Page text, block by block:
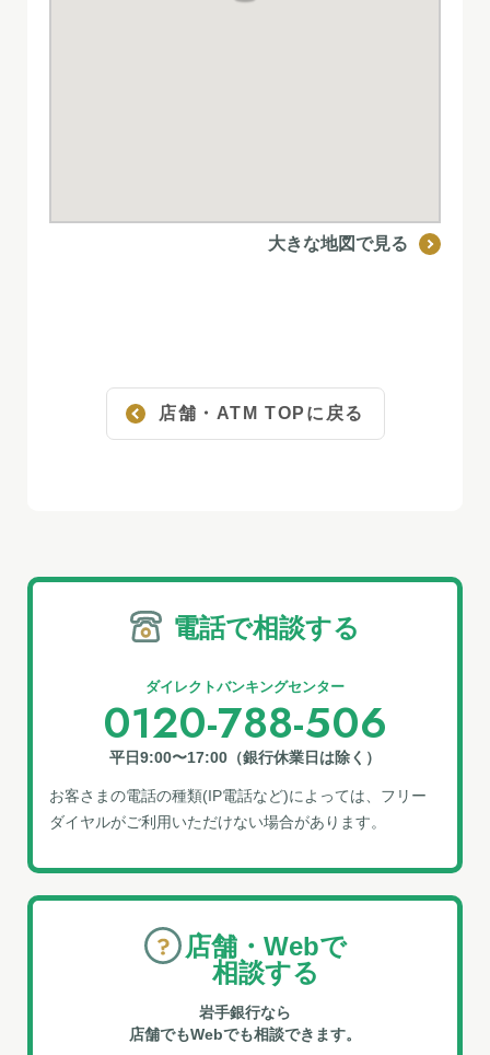
大きな地図で見る
店舗・ATM TOPに戻る
電話で相談する
ダイレクトバンキングセンター
0120-788-506
平日9:00〜17:00（銀行休業日は除く）
お客さまの電話の種類(IP電話など)によっては、フリー
ダイヤルがご利⽤いただけない場合があります。
店舗・Webで
相談する
岩手銀行なら
店舗でもWebでも相談できます。